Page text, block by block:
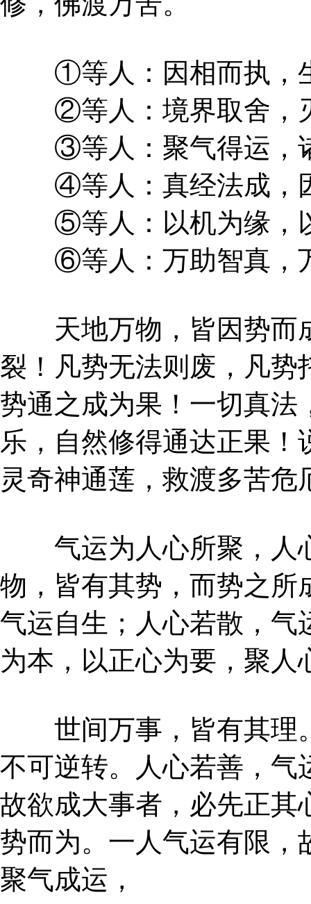
①等人：因相而执，
②等人：境界取舍，
③等人：聚气得运，
④等人：真经法成，
⑤等人：以机为缘，
⑥等人：万助智真，
天地万物，皆因势而
裂！凡势无法则废，凡
势通之成为果！一切真法
乐，自然修得通达正果
灵奇神通莲，救渡多苦危
气运为人心所聚，人
物，皆有其势，而势之所
气运自生；人心若散，气
为本，以正心为要，聚
世间万事，皆有其理
不可逆转。人心若善，气
故欲成大事者，必先正其
势而为。一人气运有限，
聚气成运，